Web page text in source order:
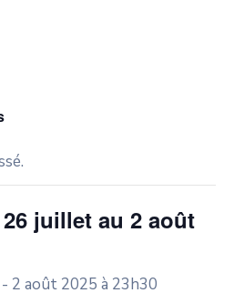
juillet au 2 août
- 2 août 2025 à 23h30